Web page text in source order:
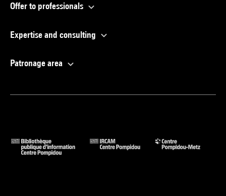
Offer to professionals
Expertise and consulting
Patronage area